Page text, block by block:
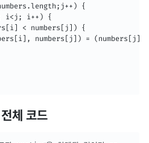
{
i<j; i++) {
< numbers[j]) {
numbers[j]) = (numbers[j],
체 코드